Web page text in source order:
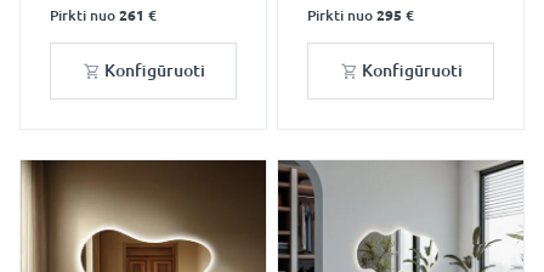
Pirkti nuo 261 €
Konfigūruoti
Pirkti nuo 295 €
Konfigūruoti